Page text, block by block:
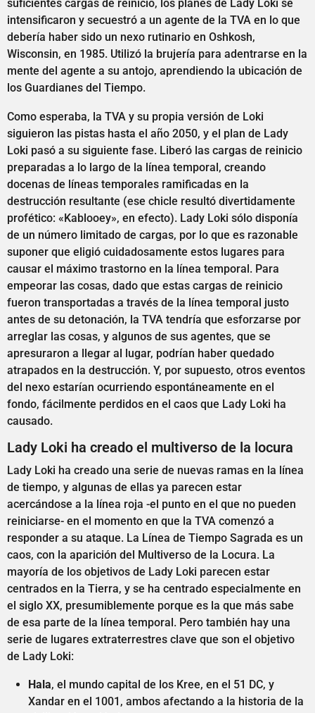
suficientes cargas de reinicio, los planes de Lady Loki se
intensificaron y secuestró a un agente de la TVA en lo que
debería haber sido un nexo rutinario en Oshkosh,
Wisconsin, en 1985. Utilizó la brujería para adentrarse en la
mente del agente a su antojo, aprendiendo la ubicación de
los Guardianes del Tiempo.
Como esperaba, la TVA y su propia versión de Loki
siguieron las pistas hasta el año 2050, y el plan de Lady
Loki pasó a su siguiente fase. Liberó las cargas de reinicio
preparadas a lo largo de la línea temporal, creando
docenas de líneas temporales ramificadas en la
destrucción resultante (ese chicle resultó divertidamente
profético: «Kablooey», en efecto). Lady Loki sólo disponía
de un número limitado de cargas, por lo que es razonable
suponer que eligió cuidadosamente estos lugares para
causar el máximo trastorno en la línea temporal. Para
empeorar las cosas, dado que estas cargas de reinicio
fueron transportadas a través de la línea temporal justo
antes de su detonación, la TVA tendría que esforzarse por
arreglar las cosas, y algunos de sus agentes, que se
apresuraron a llegar al lugar, podrían haber quedado
atrapados en la destrucción. Y, por supuesto, otros eventos
del nexo estarían ocurriendo espontáneamente en el
fondo, fácilmente perdidos en el caos que Lady Loki ha
causado.
Lady Loki ha creado el multiverso de la locura
Lady Loki ha creado una serie de nuevas ramas en la línea
de tiempo, y algunas de ellas ya parecen estar
acercándose a la línea roja -el punto en el que no pueden
reiniciarse- en el momento en que la TVA comenzó a
responder a su ataque. La Línea de Tiempo Sagrada es un
caos, con la aparición del Multiverso de la Locura. La
mayoría de los objetivos de Lady Loki parecen estar
centrados en la Tierra, y se ha centrado especialmente en
el siglo XX, presumiblemente porque es la que más sabe
de esa parte de la línea temporal. Pero también hay una
serie de lugares extraterrestres clave que son el objetivo
de Lady Loki:
Hala, el mundo capital de los Kree, en el 51 DC, y
Xandar en el 1001, ambos afectando a la historia de la